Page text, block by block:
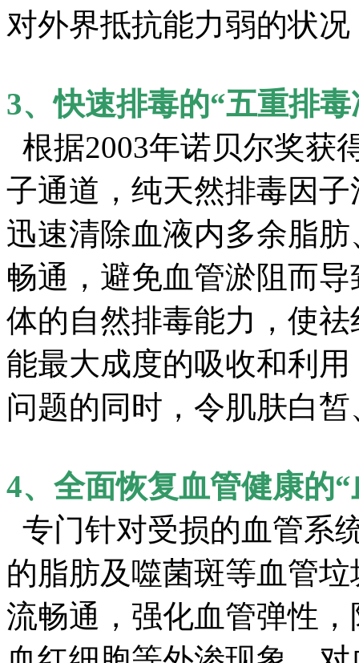
对外界抵抗能力弱的状
3、快速排毒的“五重排
根据2003年诺贝尔奖获
子通道，纯天然排毒因
迅速清除血液内多余脂
畅通，避免血管淤阻而
体的自然排毒能力，使
能最大成度的吸收和利
问题的同时，令肌肤白
4、全面恢复血管健康的
专门针对受损的血管系
的脂肪及噬菌斑等血管
流畅通，强化血管弹性